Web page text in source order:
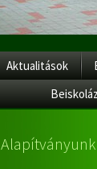
Aktualitások
Alapítványunk